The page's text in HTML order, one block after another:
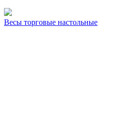
Весы торговые настольные